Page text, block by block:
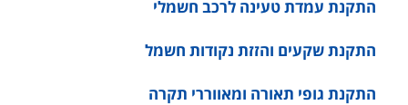
התקנת עמדת טעינה לרכב חשמלי
התקנת שקעים והזזת נקודות חשמל
התקנת גופי תאורה ומאווררי תקרה